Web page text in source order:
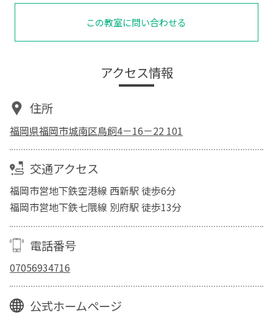
この教室に問い合わせる
アクセス情報
住所
福岡県福岡市城南区鳥飼4－16－22 101
交通アクセス
福岡市営地下鉄空港線 西新駅 徒歩6分
福岡市営地下鉄七隈線 別府駅 徒歩13分
電話番号
07056934716
公式ホームページ